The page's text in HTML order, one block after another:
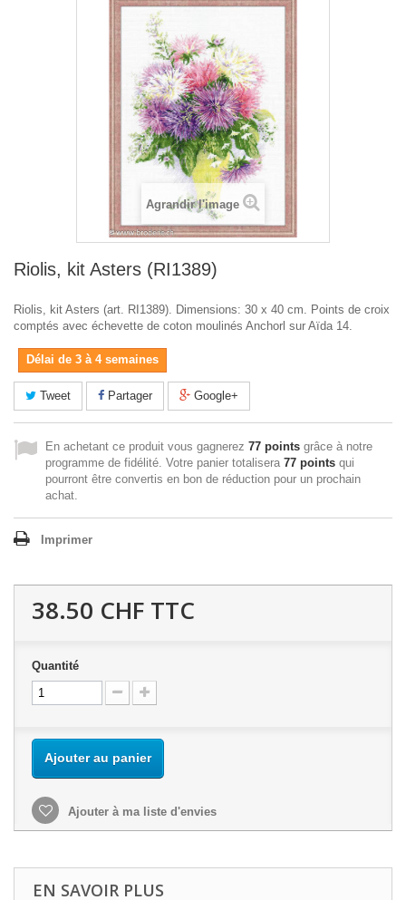
Agrandir l'image
Riolis, kit Asters (RI1389)
Riolis, kit Asters (art. RI1389). Dimensions: 30 x 40 cm. Points de croix
comptés avec échevette de coton moulinés Anchorl sur Aïda 14.
Délai de 3 à 4 semaines
Tweet Partager Google+
En achetant ce produit vous gagnerez 77 points grâce à notre
programme de fidélité. Votre panier totalisera 77 points qui
pourront être convertis en bon de réduction pour un prochain
achat.
Imprimer
38.50 CHF TTC
Quantité
Ajouter au panier
Ajouter à ma liste d'envies
EN SAVOIR PLUS